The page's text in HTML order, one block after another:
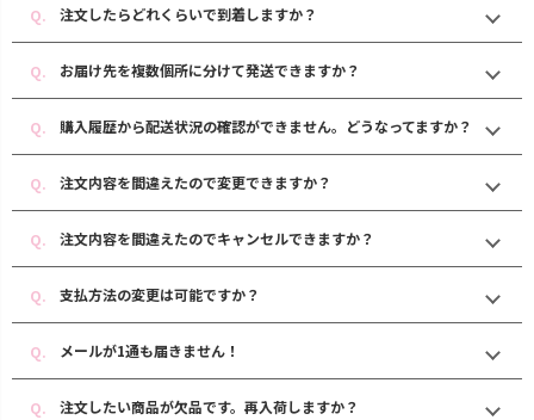
注文したらどれくらいで到着しますか？
お届け先を複数個所に分けて発送できますか？
購入履歴から配送状況の確認ができません。どうなってますか？
注文内容を間違えたので変更できますか？
注文内容を間違えたのでキャンセルできますか？
支払方法の変更は可能ですか？
メールが1通も届きません！
注文したい商品が欠品です。再入荷しますか？